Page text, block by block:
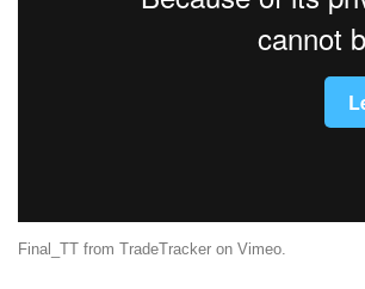
Final_TT from TradeTracker on Vimeo.